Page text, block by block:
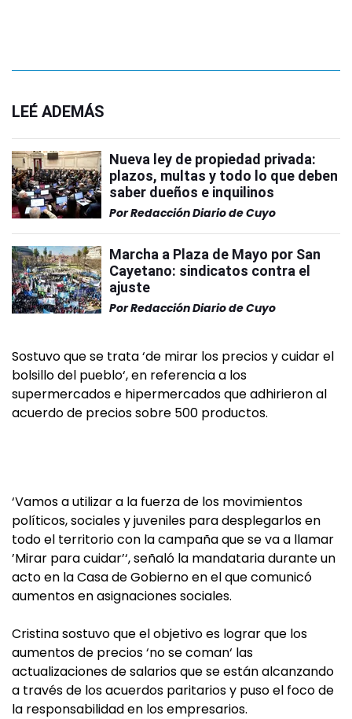
LEÉ ADEMÁS
Nueva ley de propiedad privada:
plazos, multas y todo lo que deben
saber dueños e inquilinos
PorRedacción Diario de Cuyo
Marcha a Plaza de Mayo por San
Cayetano: sindicatos contra el
ajuste
PorRedacción Diario de Cuyo
Sostuvo que se trata ‘de mirar los precios y cuidar el
bolsillo del pueblo‘, en referencia a los
supermercados e hipermercados que adhirieron al
acuerdo de precios sobre 500 productos.
‘Vamos a utilizar a la fuerza de los movimientos
políticos, sociales y juveniles para desplegarlos en
todo el territorio con la campaña que se va a llamar
’Mirar para cuidar’‘, señaló la mandataria durante un
acto en la Casa de Gobierno en el que comunicó
aumentos en asignaciones sociales.
Cristina sostuvo que el objetivo es lograr que los
aumentos de precios ‘no se coman‘ las
actualizaciones de salarios que se están alcanzando
a través de los acuerdos paritarios y puso el foco de
la responsabilidad en los empresarios.